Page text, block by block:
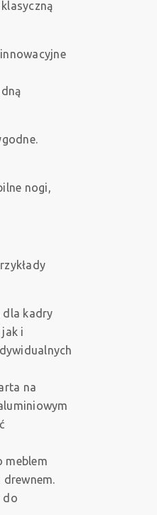
nogi,
dla kadry
i
na
meblem
drewnem.
do